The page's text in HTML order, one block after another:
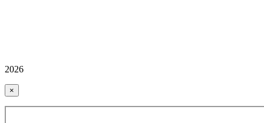
2026
×